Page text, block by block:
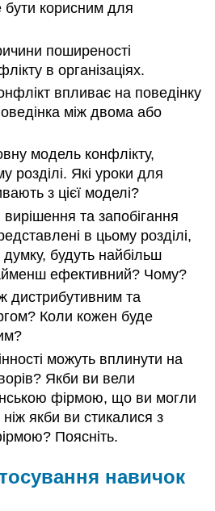
корисним для
поширеності
в організаціях.
впливає на поведінку
між двома або
модель конфлікту,
розділі. Які уроки для
з цієї моделі?
вирішення та запобігання
в цьому розділі,
будуть найбільш
ефективний? Чому?
дистрибутивним та
Коли кожен буде
можуть вплинути на
Якби ви вели
фірмою, що ви могли
якби ви стикалися з
Поясніть.
навичок